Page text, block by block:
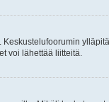
voi lähettää liitteitä.